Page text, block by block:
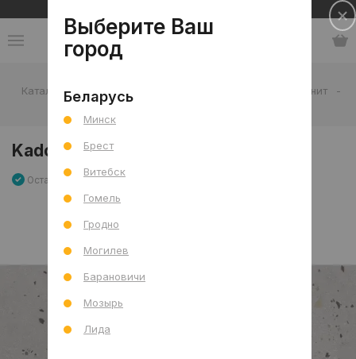
Каталог - Керамогранит
-
Kado Smoke Cement mat 60x120 R
Kado Smoke Cement mat 60x120 R
Остаток 2.88 м2 Артикул: 0000022598
Выберите Ваш
город
Беларусь
Минск
Брест
Витебск
Гомель
Гродно
Могилев
Барановичи
Мозырь
Лида